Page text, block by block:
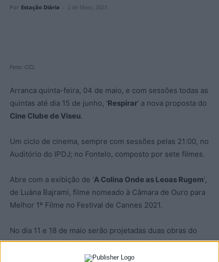
Por Estação Diária - 2 de Maio, 2023
Foto: CCL
Arranca quinta-feira, 04 de maio, e com sessões todas as
quintas até dia 15 de junho, ‘Respirar’ a nova proposta do
Cine Clube de Viseu.
Um ciclo de cinema, sempre com sessões pelas 21:00, no
Auditório do IPDJ; no Fontelo, composto por sete filmes.
Abre com a exibição de ‘A Colina Onde as Leoas Rugem’,
de Luàna Bajrami, filme nomeado à Câmara de Ouro para
Melhor 1º Filme no Festival de Cannes 2021.
No dia 11 e 18 de maio serão projetadas duas obras do
cineasta português João Canijo, respetivamente ‘Mal